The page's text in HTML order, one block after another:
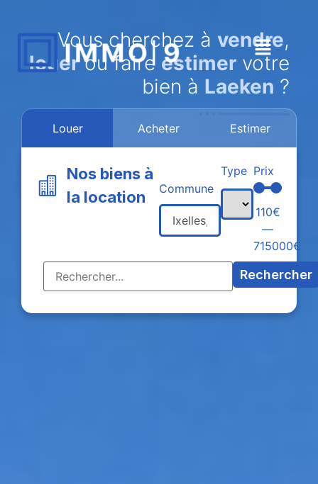
Vous cherchez à vendre,
louerou faire estimer votre
bien à Laeken ?
Louer Acheter Estimer
Nos biens à
la location
Prix
110€
—
715000€
Type
Commune
Rechercher